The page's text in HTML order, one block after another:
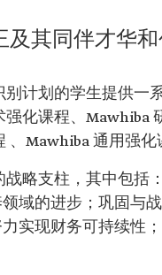
及其同伴才华
计划的学生提供一
化课程、Mawhiba
Mawhiba 通用强化
略支柱，其中包括
域的进步；巩固与
实现财务可持续性